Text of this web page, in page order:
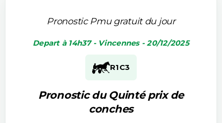
Pronostic Pmu gratuit du jour
Depart à 14h37 - Vincennes - 20/12/2025
R1C3
Pronostic du Quinté prix de
conches